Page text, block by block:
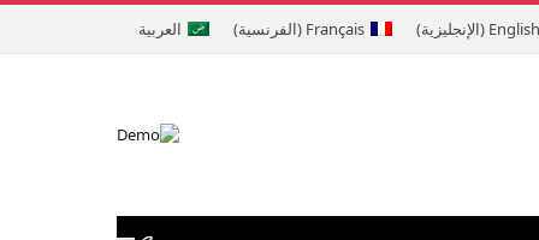
English
(الإنجليزية)
Français
(الفرنسية) العربية